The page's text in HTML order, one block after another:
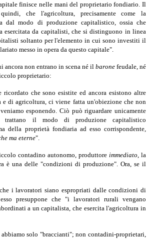
finisce nelle mani del proprietario fondiario. Il
quindi, che l'agricoltura, precisamente come la
dal modo di produzione capitalistico, ossia che
esercitata da capitalisti, che si distinguono in linea
soltanto per l'elemento in cui sono investiti il
messo in opera da questo capitale".
ancora non entrano in scena né il barone feudale, né
proprietario:
che sono esistite ed ancora esistono altre
e di agricoltura, ci viene fatta un'obiezione che non
esponendo. Ciò può riguardare unicamente
trattano il modo di produzione capitalistico
della proprietà fondiaria ad esso corrispondente,
ma eterne".
contadino autonomo, produttore immediato, la
è una delle "condizioni di produzione". Ora, se il
i lavoratori siano espropriati dalle condizioni di
presuppone che "i lavoratori rurali vengano
a un capitalista, che esercita l'agricoltura in
solo "braccianti"; non contadini-proprietari,